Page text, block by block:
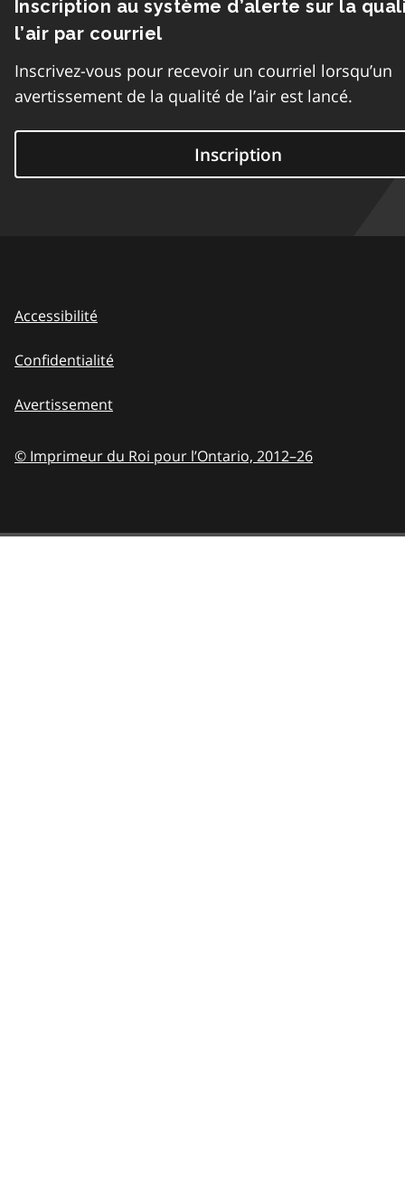
Inscription au système d’alerte sur la
l’air par courriel
Inscrivez-vous pour recevoir un courriel lorsqu’un
avertissement de la qualité de l’air est lancé.
Inscription
Accessibilité
Confidentialité
Avertissement
© Imprimeur du Roi pour l’Ontario, 2012–26